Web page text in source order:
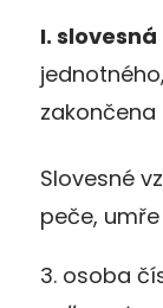
I.
Slovesné
peče, umře
3. osoba